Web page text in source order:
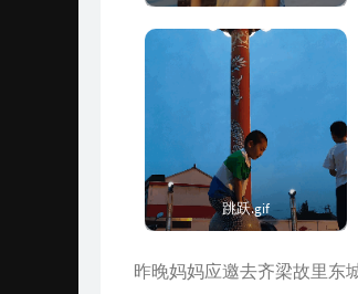
跳跃.gif
昨晚妈妈应邀去齐梁故里东